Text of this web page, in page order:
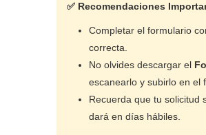
✅ Recomendaciones
Completar el formulario
correcta.
No olvides descargar el
escanearlo y subirlo en el
Recuerda que tu solicitud
dará en días hábiles.